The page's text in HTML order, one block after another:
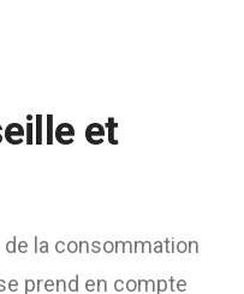
et
la consommation
prend en compte